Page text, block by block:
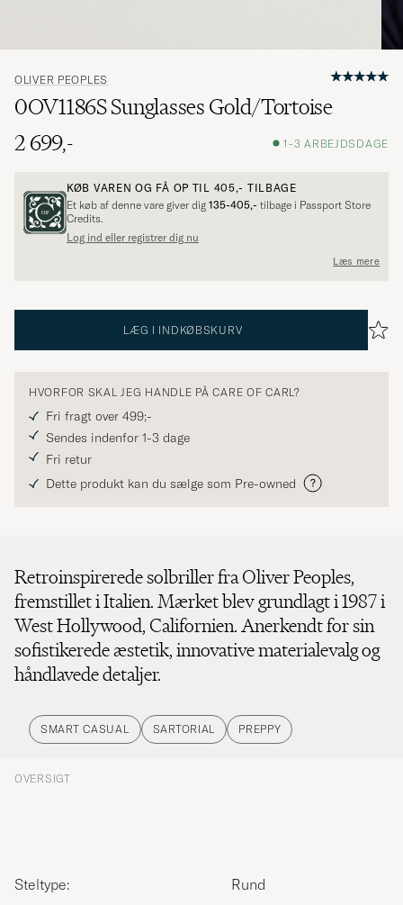
OLIVER PEOPLES
0OV1186S Sunglasses Gold/Tortoise
2 699,-
1-3 ARBEJDSDAGE
KØB VAREN OG FÅ OP TIL 405,- TILBAGE
Et køb af denne vare giver dig 135-405,- tilbage i Passport Store
Credits.
Log ind eller registrer dig nu
Læs mere
LÆG I INDKØBSKURV
HVORFOR SKAL JEG HANDLE PÅ CARE OF CARL?
Fri fragt over 499;-
Sendes indenfor 1-3 dage
Fri retur
Dette produkt kan du sælge som Pre-owned
Retroinspirerede solbriller fra Oliver Peoples,
fremstillet i Italien. Mærket blev grundlagt i 1987 i
West Hollywood, Californien. Anerkendt for sin
sofistikerede æstetik, innovative materialevalg og
håndlavede detaljer.
SMART CASUAL SARTORIAL PREPPY
OVERSIGT
Steltype:
Rund